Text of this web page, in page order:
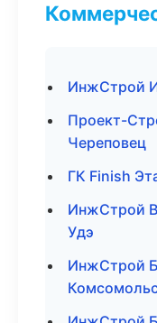
ИнжСтрой
Проект-
Череповец
ГК Finish
ИнжСтрой
Удэ
ИнжСтрой